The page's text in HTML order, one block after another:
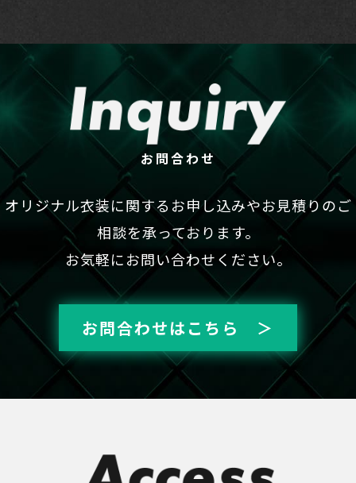
お問合わせ
オリジナル衣装に関するお申し込みやお見積りのご
相談を承っております。
お気軽にお問い合わせください。
お問合わせはこちら ＞